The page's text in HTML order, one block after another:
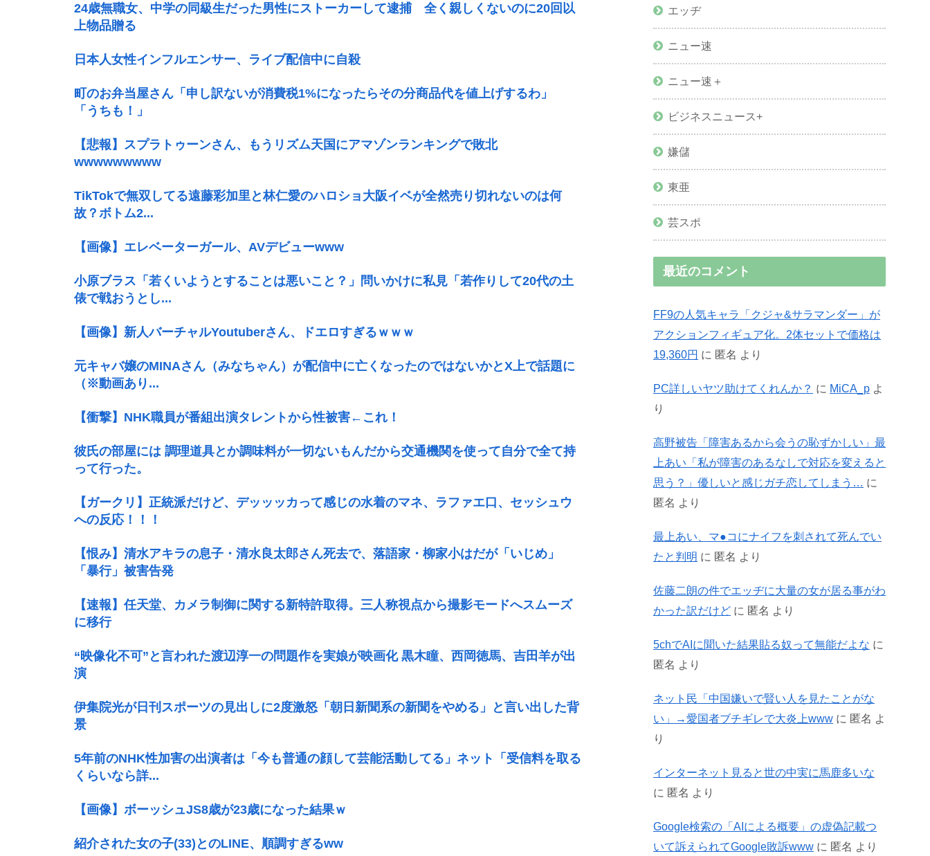
24歳無職女、中学の同級生だった男性にストーカーして逮捕 全く親しくないのに20回以
上物品贈る
日本人女性インフルエンサー、ライブ配信中に自殺
町のお弁当屋さん「申し訳ないが消費税1%になったらその分商品代を値上げするわ」
「うちも！」
【悲報】スプラトゥーンさん、もうリズム天国にアマゾンランキングで敗北
wwwwwwwww
TikTokで無双してる遠藤彩加里と林仁愛のハロショ大阪イベが全然売り切れないのは何
故？ボトム2...
【画像】エレベーターガール、AVデビューwww
小原ブラス「若くいようとすることは悪いこと？」問いかけに私見「若作りして20代の土
俵で戦おうとし...
【画像】新人バーチャルYoutuberさん、ドエロすぎるｗｗｗ
元キャバ嬢のMINAさん（みなちゃん）が配信中に亡くなったのではないかとX上で話題に
（※動画あり...
【衝撃】NHK職員が番組出演タレントから性被害←これ！
彼氏の部屋には 調理道具とか調味料が一切ないもんだから交通機関を使って自分で全て持
って行った。
【ガークリ】正統派だけど、デッッッカって感じの水着のマネ、ラファエ口、セッシュウ
への反応！！！
【恨み】清水アキラの息子・清水良太郎さん死去で、落語家・柳家小はだが「いじめ」
「暴行」被害告発
【速報】任天堂、カメラ制御に関する新特許取得。三人称視点から撮影モードへスムーズ
に移行
“映像化不可”と言われた渡辺淳一の問題作を実娘が映画化 黒木瞳、西岡徳馬、吉田羊が出
演
伊集院光が日刊スポーツの見出しに2度激怒「朝日新聞系の新聞をやめる」と言い出した背
景
5年前のNHK性加害の出演者は「今も普通の顔して芸能活動してる」ネット「受信料を取る
くらいなら詳...
【画像】ボーッシュJS8歳が23歳になった結果ｗ
紹介された女の子(33)とのLINE、順調すぎるww
エッヂ
ニュー速
ニュー速＋
ビジネスニュース+
嫌儲
東亜
芸スポ
最近のコメント
FF9の人気キャラ「クジャ&サラマンダー」が
アクションフィギュア化。2体セットで価格は
19,360円 に 匿名 より
PC詳しいヤツ助けてくれんか？ に MiCA_p よ
り
高野被告「障害あるから会うの恥ずかしい」最
上あい「私が障害のあるなしで対応を変えると
思う？」優しいと感じガチ恋してしまう…
に
匿名 より
最上あい、マ●コにナイフを刺されて死んでい
たと判明 に 匿名 より
佐藤二朗の件でエッヂに大量の女が居る事がわ
かった訳だけど に 匿名 より
5chでAIに聞いた結果貼る奴って無能だよな に
匿名 より
ネット民「中国嫌いで賢い人を見たことがな
い」→愛国者ブチギレで大炎上www に 匿名 よ
り
インターネット見ると世の中実に馬鹿多いな
に 匿名 より
Google検索の「AIによる概要」の虚偽記載つ
いて訴えられてGoogle敗訴www に 匿名 より